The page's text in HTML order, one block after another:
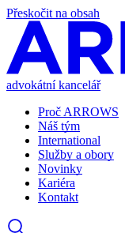
Přeskočit na obsah
advokátní kancelář
Proč ARROWS
Náš tým
International
Služby a obory
Novinky
Kariéra
Kontakt